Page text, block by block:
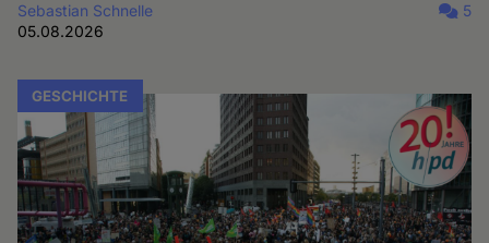
Sebastian Schnelle
05.08.2026
5
GESCHICHTE